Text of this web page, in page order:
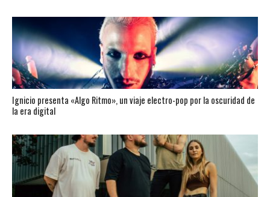
Ignicio presenta «Algo Ritmo», un viaje electro-pop por la oscuridad de
la era digital